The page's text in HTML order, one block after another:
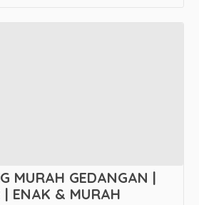
MURAH GEDANGAN |
ENAK & MURAH